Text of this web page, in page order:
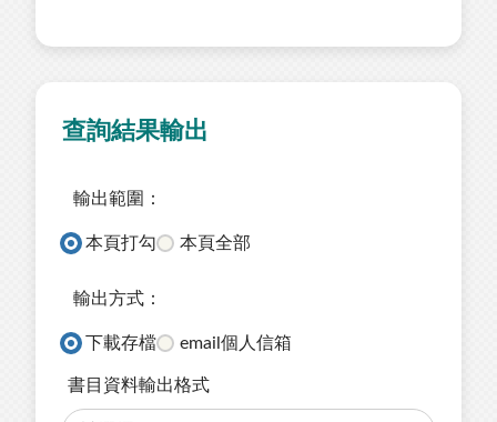
查詢結果輸出
輸出範圍：
本頁打勾 本頁全部
輸出方式：
下載存檔 email個人信箱
書目資料輸出格式